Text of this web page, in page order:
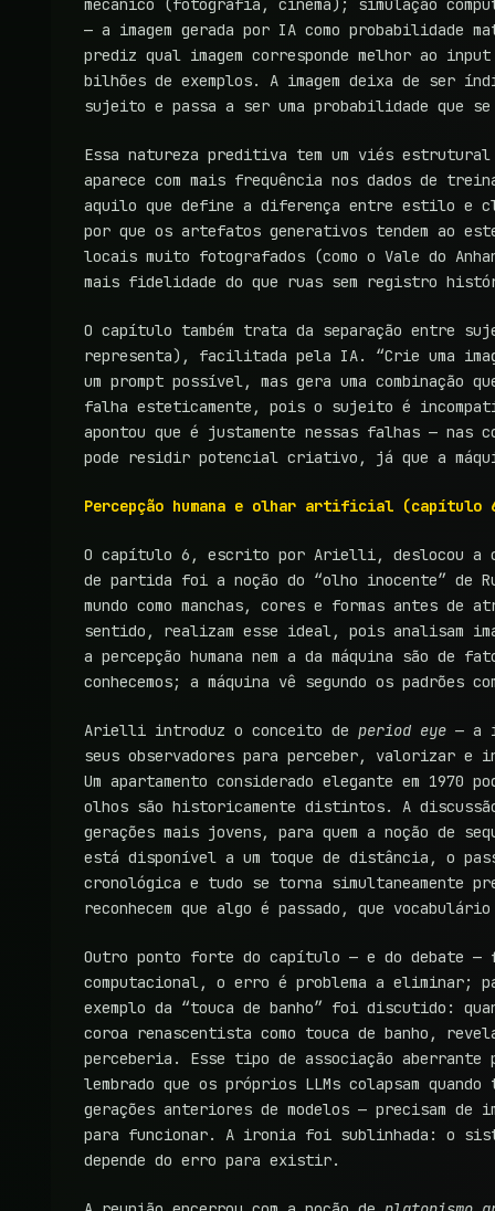
mecânico (fotografia, cinema); simulação
— a imagem gerada por IA como probabilidade
prediz qual imagem corresponde melhor ao
bilhões de exemplos. A imagem deixa de ser
sujeito e passa a ser uma probabilidade que
Essa natureza preditiva tem um viés
aparece com mais frequência nos dados de
aquilo que define a diferença entre estilo e
por que os artefatos generativos tendem ao
locais muito fotografados (como o Vale do
mais fidelidade do que ruas sem registro
O capítulo também trata da separação entre
representa), facilitada pela IA. “Crie uma
um prompt possível, mas gera uma combinação
falha esteticamente, pois o sujeito é
apontou que é justamente nessas falhas — nas
pode residir potencial criativo, já que a
Percepção humana e olhar artificial (capítulo
O capítulo 6, escrito por Arielli, deslocou a
de partida foi a noção do “olho inocente” de
mundo como manchas, cores e formas antes
sentido, realizam esse ideal, pois analisam
a percepção humana nem a da máquina são de
conhecemos; a máquina vê segundo os padrões
Arielli introduz o conceito de period eye — a
seus observadores para perceber, valorizar e
Um apartamento considerado elegante em 1970
olhos são historicamente distintos. A
gerações mais jovens, para quem a noção de
está disponível a um toque de distância, o
cronológica e tudo se torna simultaneamente
reconhecem que algo é passado, que
Outro ponto forte do capítulo — e do debate
computacional, o erro é problema a eliminar;
exemplo da “touca de banho” foi discutido:
coroa renascentista como touca de banho,
perceberia. Esse tipo de associação
lembrado que os próprios LLMs colapsam
gerações anteriores de modelos — precisam de
para funcionar. A ironia foi sublinhada: o
depende do erro para existir.